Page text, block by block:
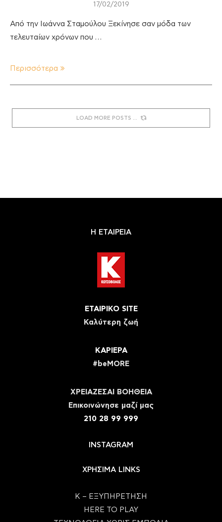
17/02/2019
Από την Ιωάννα Σταμούλου Ξεκίνησε σαν μόδα των
τελευταίων χρόνων που …
Περισσότερα
LOAD MORE POSTS
Η ΕΤΑΙΡΕΙΑ
ΕΤΑΙΡΙΚΟ SITE
Καλύτερη ζωή
ΚΑΡΙΕΡΑ
#beMORE
ΧΡΕΙΑΖΕΣΑΙ ΒΟΗΘΕΙΑ
Eπικοινώνησε μαζί μας
210 28 99 999
INSTAGRAM
ΧΡΗΣΙΜΑ LINKS
Κ – ΕΞΥΠΗΡΕΤΗΣΗ
HERE TO PLAY